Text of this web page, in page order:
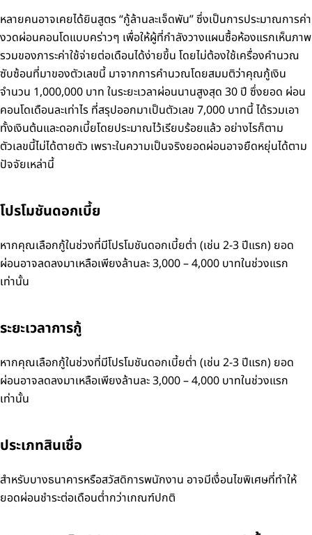
หลายคนอาจเคยได้ยินสูตร “กู้ล้านละเจ็ดพัน” ซึ่งเป็นการประมาณการค่า
งวดผ่อนคอนโดแบบคร่าวๆ เพื่อให้ผู้ที่กำลังวางแผนซื้อห้องแรกเห็นภาพ
รวมของภาระค่าใช้จ่ายต่อเดือนได้ง่ายขึ้น โดยไม่ต้องใช้เครื่องคำนวณ
ซับซ้อนที่มาของตัวเลขนี้ มาจากการคำนวณโดยสมมติว่าคุณกู้เงิน
จำนวน 1,000,000 บาท ในระยะเวลาผ่อนนานสูงสุด 30 ปี ซึ่งยอด ผ่อน
คอนโดเดือนละเท่าไร ที่สรุปออกมาเป็นตัวเลข 7,000 บาทนี้ ได้รวมเอา
ทั้งเงินต้นและดอกเบี้ยโดยประมาณไว้เรียบร้อยแล้ว อย่างไรก็ตาม
ตัวเลขนี้ไม่ได้ตายตัว เพราะในความเป็นจริงยอดผ่อนอาจยืดหยุ่นได้ตาม
ปัจจัยเหล่านี้
โปรโมชันดอกเบี้ย
หากคุณเลือกกู้ในช่วงที่มีโปรโมชันดอกเบี้ยต่ำ (เช่น 2-3 ปีแรก) ยอด
ผ่อนอาจลดลงมาเหลือเพียงล้านละ 3,000 – 4,000 บาทในช่วงแรก
เท่านั้น
ระยะเวลาการกู้
หากคุณเลือกกู้ในช่วงที่มีโปรโมชันดอกเบี้ยต่ำ (เช่น 2-3 ปีแรก) ยอด
ผ่อนอาจลดลงมาเหลือเพียงล้านละ 3,000 – 4,000 บาทในช่วงแรก
เท่านั้น
ประเภทสินเชื่อ
สำหรับบางธนาคารหรือสวัสดิการพนักงาน อาจมีเงื่อนไขพิเศษที่ทำให้
ยอดผ่อนชำระต่อเดือนต่ำกว่าเกณฑ์ปกติ